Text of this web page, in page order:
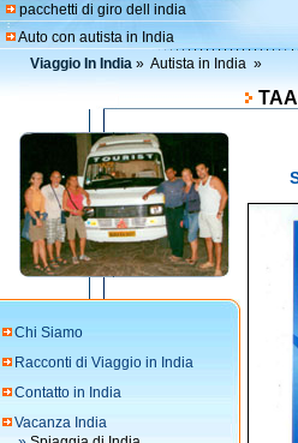
pacchetti di giro dell india
Auto con autista in India
Viaggio In India » Autista in India »
TAAI
Chi Siamo
Racconti di Viaggio in India
Contatto in India
Vacanza India